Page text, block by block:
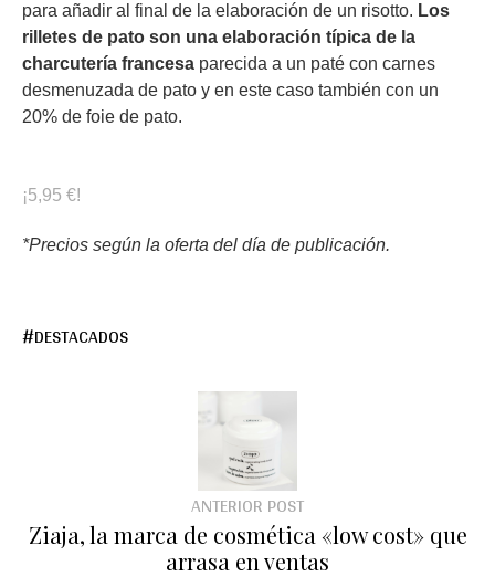
para añadir al final de la elaboración de un risotto. Los
rilletes de pato son una elaboración típica de la
charcutería francesa parecida a un paté con carnes
desmenuzada de pato y en este caso también con un
20% de foie de pato.
¡5,95 €!
*Precios según la oferta del día de publicación.
DESTACADOS
ANTERIOR POST
Ziaja, la marca de cosmética «low cost» que
arrasa en ventas